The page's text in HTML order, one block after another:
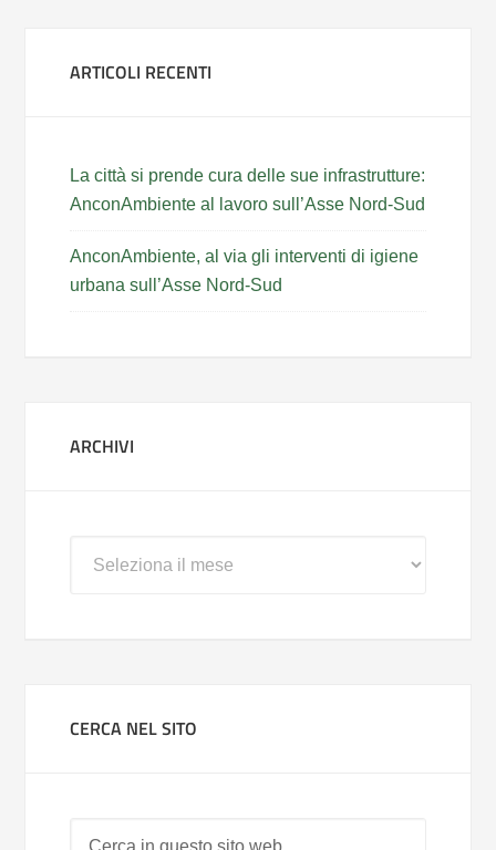
ARTICOLI RECENTI
La città si prende cura delle sue infrastrutture:
AnconAmbiente al lavoro sull’Asse Nord-Sud
AnconAmbiente, al via gli interventi di igiene
urbana sull’Asse Nord-Sud
ARCHIVI
CERCA NEL SITO